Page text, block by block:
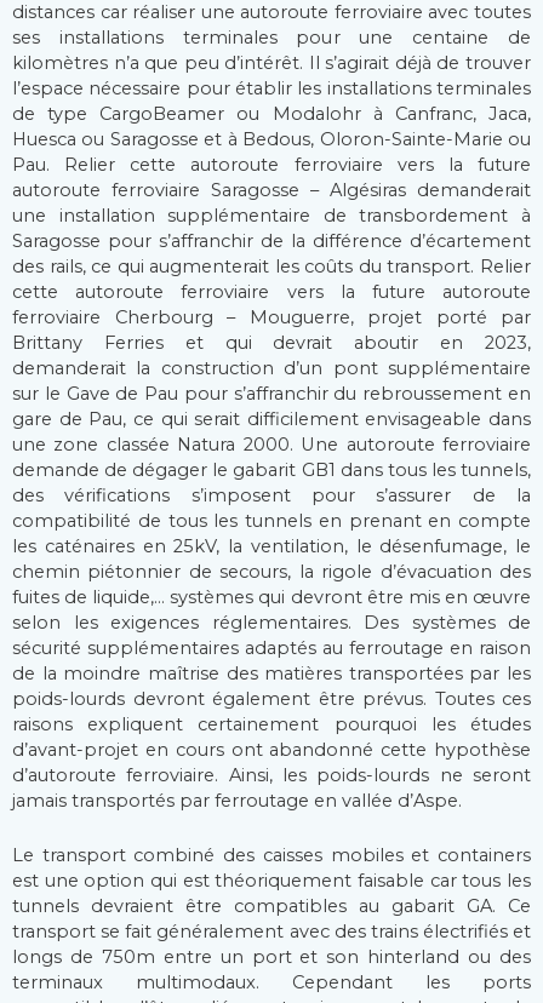
distances car réaliser une autoroute ferroviaire avec toutes
ses installations terminales pour une centaine de
kilomètres n’a que peu d’intérêt. Il s’agirait déjà de trouver
l’espace nécessaire pour établir les installations terminales
de type CargoBeamer ou Modalohr à Canfranc, Jaca,
Huesca ou Saragosse et à Bedous, Oloron-Sainte-Marie ou
Pau. Relier cette autoroute ferroviaire vers la future
autoroute ferroviaire Saragosse – Algésiras demanderait
une installation supplémentaire de transbordement à
Saragosse pour s’affranchir de la différence d’écartement
des rails, ce qui augmenterait les coûts du transport. Relier
cette autoroute ferroviaire vers la future autoroute
ferroviaire Cherbourg – Mouguerre, projet porté par
Brittany Ferries et qui devrait aboutir en 2023,
demanderait la construction d’un pont supplémentaire
sur le Gave de Pau pour s’affranchir du rebroussement en
gare de Pau, ce qui serait difficilement envisageable dans
une zone classée Natura 2000. Une autoroute ferroviaire
demande de dégager le gabarit GB1 dans tous les tunnels,
des vérifications s’imposent pour s’assurer de la
compatibilité de tous les tunnels en prenant en compte
les caténaires en 25kV, la ventilation, le désenfumage, le
chemin piétonnier de secours, la rigole d’évacuation des
fuites de liquide,… systèmes qui devront être mis en œuvre
selon les exigences réglementaires. Des systèmes de
sécurité supplémentaires adaptés au ferroutage en raison
de la moindre maîtrise des matières transportées par les
poids-lourds devront également être prévus. Toutes ces
raisons expliquent certainement pourquoi les études
d’avant-projet en cours ont abandonné cette hypothèse
d’autoroute ferroviaire. Ainsi, les poids-lourds ne seront
jamais transportés par ferroutage en vallée d’Aspe.
Le transport combiné des caisses mobiles et containers
est une option qui est théoriquement faisable car tous les
tunnels devraient être compatibles au gabarit GA. Ce
transport se fait généralement avec des trains électrifiés et
longs de 750m entre un port et son hinterland ou des
terminaux multimodaux. Cependant les ports